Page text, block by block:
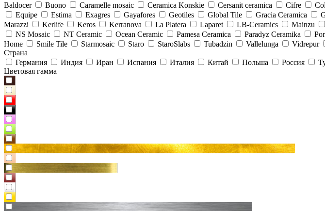
Baldocer
Buono Caramelle mosaic Ceramica Konskie Cersanit ceramica Cifre
Equipe
Estima Exagres Gayafores Geotiles Global Tile Gracia Ceramica
Marazzi
Kerlife Keros Kerranova La Platera Laparet LB-Ceramics Mainzu
NS Mosaic
NT Ceramic Ocean Ceramic Pamesa Ceramica Paradyz Сeramika
Home
Smile Tile Starmosaic Staro StaroSlabs Tubadzin Vallelunga Vidrepur
Страна
Германия
Индия Иран Испания Италия Китай Польша Россия
Цветовая гамма